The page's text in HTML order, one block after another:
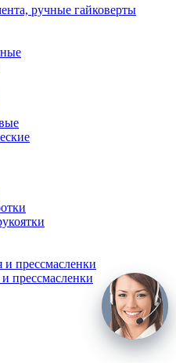
ручные гайковерты
прессмасленки
прессмасленки